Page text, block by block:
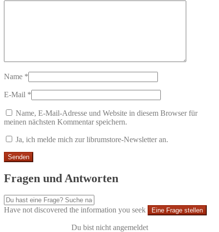
Name *
E-Mail *
Name, E-Mail-Adresse und Website in diesem Browser für
meinen nächsten Kommentar speichern.
Ja, ich melde mich zur librumstore-Newsletter an.
Fragen und Antworten
Have not discovered the information you seek Eine Frage stellen
Du bist nicht angemeldet